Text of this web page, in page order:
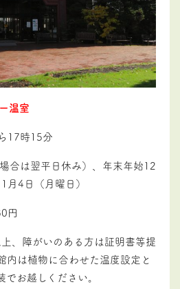
温室
17時15分
合は翌平日休み）、年末年始12
1月4日（月曜日）
円
、障がいのある方は証明書等提
内は植物に合わせた温度設定と
でお越しください。